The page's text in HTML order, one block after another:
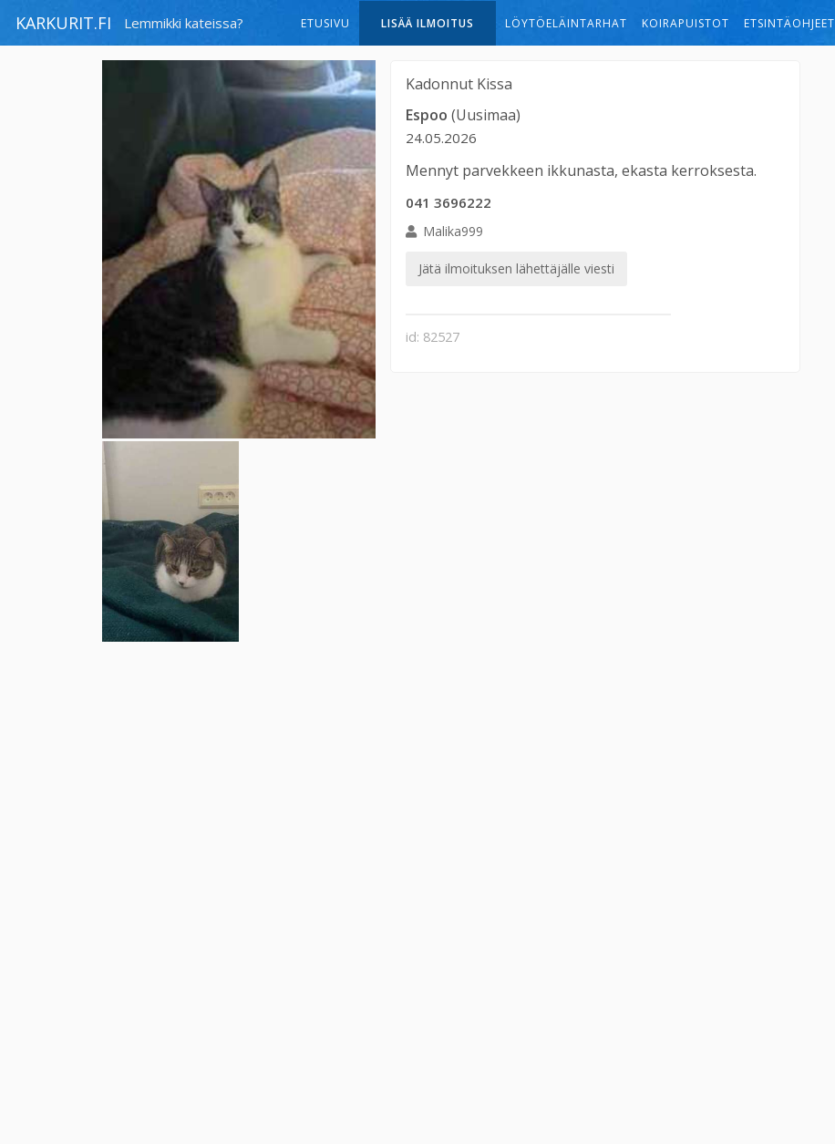
KARKURIT.FI Lemmikki kateissa? ETUSIVU LISÄÄ ILMOITUS LÖYTÖELÄINTARHAT KOIRAPUISTOT ETSINTÄOHJEET
Kadonnut Kissa
Espoo (Uusimaa)
24.05.2026
Mennyt parvekkeen ikkunasta, ekasta kerroksesta.
041 3696222
Malika999
Jätä ilmoituksen lähettäjälle viesti
id: 82527